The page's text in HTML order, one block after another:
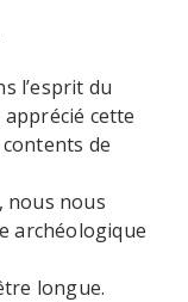
l’esprit du
cette
de
nous nous
archéologique
longue.